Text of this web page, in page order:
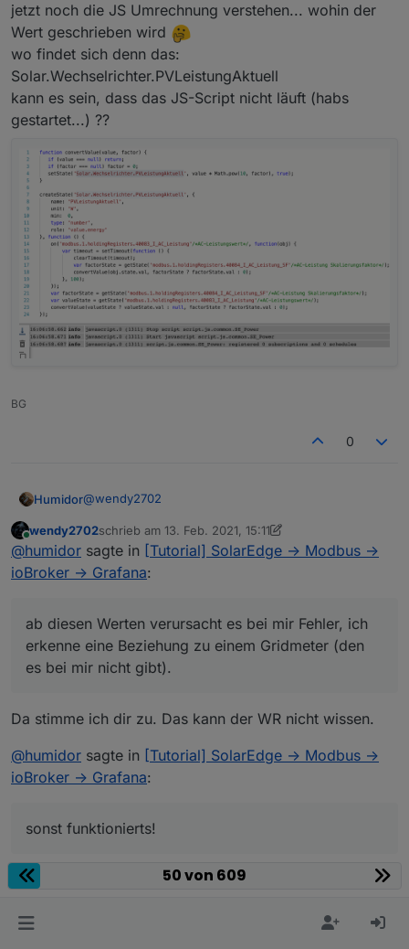
jetzt noch die JS Umrechnung verstehen... wohin der
Wert geschrieben wird
wo findet sich denn das:
Solar.Wechselrichter.PVLeistungAktuell
kann es sein, dass das JS-Script nicht läuft (habs
gestartet...) ??
BG
0
Humidor@wendy2702
1	40190	M_AC_Current
1	40194	M_AC_Current_S F
1	40206	M_AC_Power	Total
1	40234	M_Imported
ab diesen Werten verursacht es bei mir Fehler, ich
erkenne eine Beziehung zu einem Gridmeter (den es
jetzt noch die JS Umrechnung verstehen... wohin der
Wert geschrieben wird
wo findet sich denn das:
gestartet...) ??
Online
wendy2702schrieb am 13. Feb. 2021, 15:11
zuletzt editiert von wendy2702
@humidor sagte in [Tutorial] SolarEdge -> Modbus ->
ioBroker -> Grafana:
ab diesen Werten verursacht es bei mir Fehler, ich
erkenne eine Beziehung zu einem Gridmeter (den
es bei mir nicht gibt).
Da stimme ich dir zu. Das kann der WR nicht wissen.
@humidor sagte in [Tutorial] SolarEdge -> Modbus ->
ioBroker -> Grafana:
sonst funktionierts!
Auch mit 40100 ?
@humidor
[Tutorial] SolarEdge -> Modbus ->
50 von 609